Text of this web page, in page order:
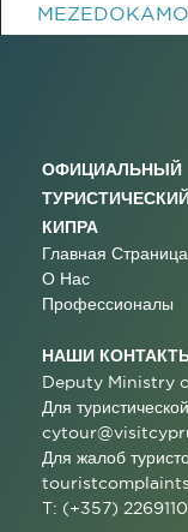
ОФИЦИАЛЬНЫЙ
КИПРА
Главная Страница
О Нас
Профессионалы
НАШИ
Deputy Ministry
Для
Для жалоб
T: (+357)